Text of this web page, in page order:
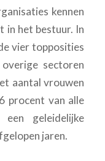
kennen
in het bestuur. In
vier topposities
sectoren
aantal vrouwen
procent van alle
geleidelijke
jaren.